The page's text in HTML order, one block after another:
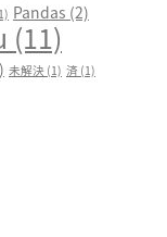
Pandas (2)
(11)
未解決 (1) 済 (1)